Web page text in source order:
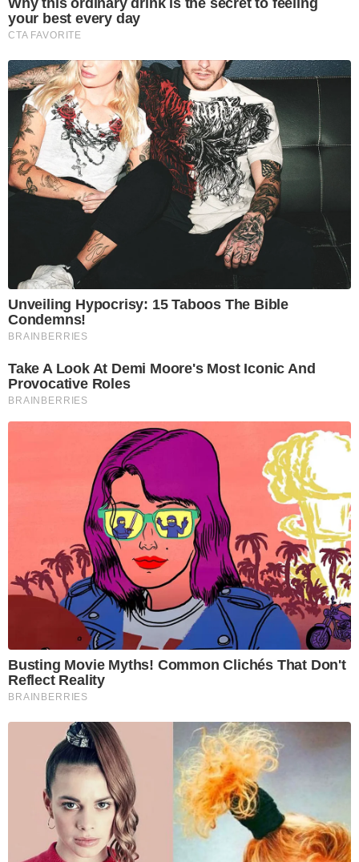
Why this ordinary drink is the secret to feeling
your best every day
CTA FAVORITE
Unveiling Hypocrisy: 15 Taboos The Bible
Condemns!
BRAINBERRIES
Take A Look At Demi Moore's Most Iconic And
Provocative Roles
BRAINBERRIES
Busting Movie Myths! Common Clichés That Don't
Reflect Reality
BRAINBERRIES